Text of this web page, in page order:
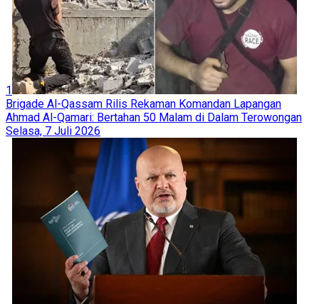
1
Brigade Al-Qassam Rilis Rekaman Komandan Lapangan
Ahmad Al-Qamari: Bertahan 50 Malam di Dalam Terowongan
Selasa, 7 Juli 2026